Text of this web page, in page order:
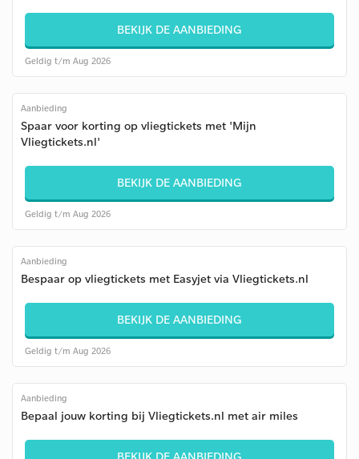
BEKIJK DE AANBIEDING
Geldig t/m Aug 2026
Aanbieding
Spaar voor korting op vliegtickets met 'Mijn
Vliegtickets.nl'
BEKIJK DE AANBIEDING
Geldig t/m Aug 2026
Aanbieding
Bespaar op vliegtickets met Easyjet via Vliegtickets.nl
BEKIJK DE AANBIEDING
Geldig t/m Aug 2026
Aanbieding
Bepaal jouw korting bij Vliegtickets.nl met air miles